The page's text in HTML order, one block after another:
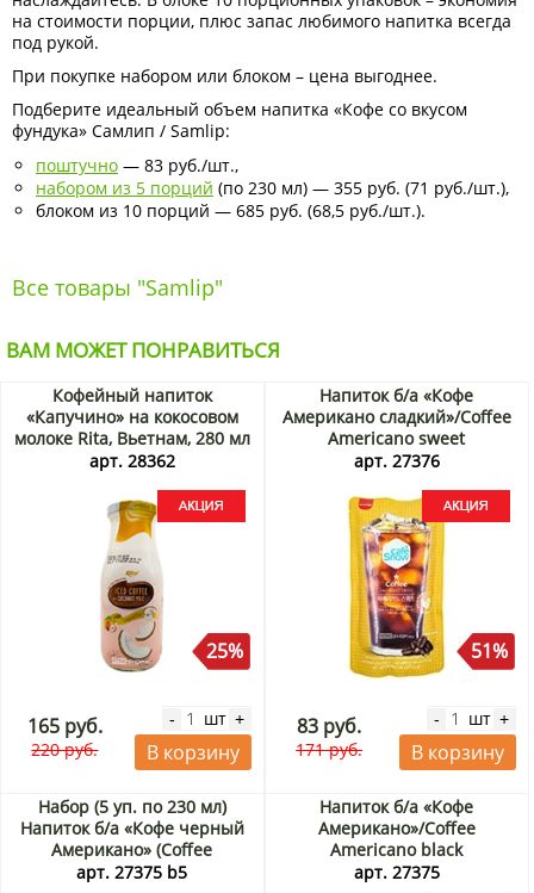
на стоимости порции, плюс запас любимого напитка всегда
под рукой.
При покупке набором или блоком – цена выгоднее.
Подберите идеальный объем напитка «Кофе со вкусом
фундука» Самлип / Samlip:
поштучно — 83 руб./шт.,
набором из 5 порций (по 230 мл) — 355 руб. (71 руб./шт.),
блоком из 10 порций — 685 руб. (68,5 руб./шт.).
Все товары "Samlip"
ВАМ МОЖЕТ ПОНРАВИТЬСЯ
Кофейный напиток
«Капучино» на кокосовом
молоке Rita, Вьетнам, 280 мл
Акция
арт. 28362
25%
165 руб.
220 руб.
- шт +
В корзину
Напиток б/а «Кофе
Американо сладкий»/Coffee
Americano sweet
Самлип/Samlip, Корея, 230
арт. 27376
51%
83 руб.
171 руб.
- шт +
В корзину
Набор (5 уп. по 230 мл)
Напиток б/а «Кофе черный
Американо» (Coffee
Americano Black) Самлип /
арт. 27375 b5
Напиток б/а «Кофе
Американо»/Coffee
Americano black
Самлип/Samlip, Корея, 230
арт. 27375